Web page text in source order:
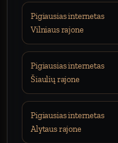
Pigiausias internetas
Vilniaus rajone
Pigiausias internetas
Šiaulių rajone
Pigiausias internetas
Alytaus rajone